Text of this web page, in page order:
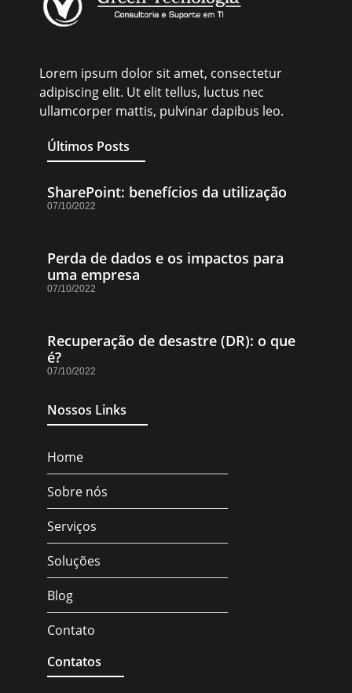
Lorem ipsum dolor sit amet, consectetur
adipiscing elit. Ut elit tellus, luctus nec
ullamcorper mattis, pulvinar dapibus leo.
Últimos Posts
SharePoint: benefícios da utilização
07/10/2022
Perda de dados e os impactos para
uma empresa
07/10/2022
Recuperação de desastre (DR): o que
é?
07/10/2022
Nossos Links
Home
Sobre nós
Serviços
Soluções
Blog
Contato
Contatos